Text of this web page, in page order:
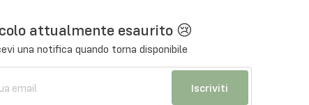
attualmente esaurito 😢
una notifica quando torna disponibile
Iscriviti